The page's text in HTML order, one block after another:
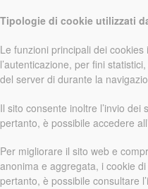
Tipologie di cookie utilizzati
Le funzioni principali dei
l’autenticazione, per fini
del server di durante la
Il sito consente inoltre l’invio
pertanto, è possibile accedere
Per migliorare il sito web e
anonima e aggregata, i cookie
pertanto, è possibile consultare